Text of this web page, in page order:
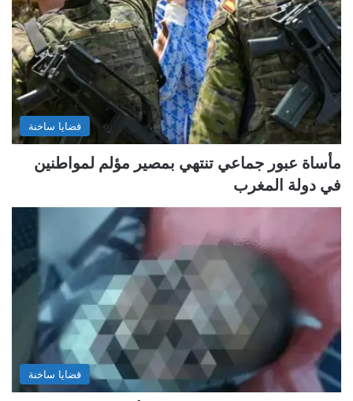
قضايا ساخنة
مأساة عبور جماعي تنتهي بمصير مؤلم لمواطنين
في دولة المغرب
قضايا ساخنة